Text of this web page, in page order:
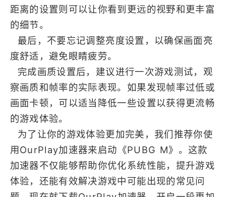
距离的设置则可以让你看到更远的视野和更丰富
的细节。
最后，不要忘记调整亮度设置，以确保画面亮
度舒适，避免眼睛疲劳。
完成画质设置后，建议进行一次游戏测试，观
察画质和帧率的实际表现。如果发现帧率过低或
画面卡顿，可以适当降低一些设置以获得更流畅
的游戏体验。
为了让你的游戏体验更加完美，我们推荐你使
用OurPlay加速器来启动《PUBG M》。这款
加速器不仅能够帮助你优化系统性能，提升游戏
体验，还能有效解决游戏中可能出现的常见问